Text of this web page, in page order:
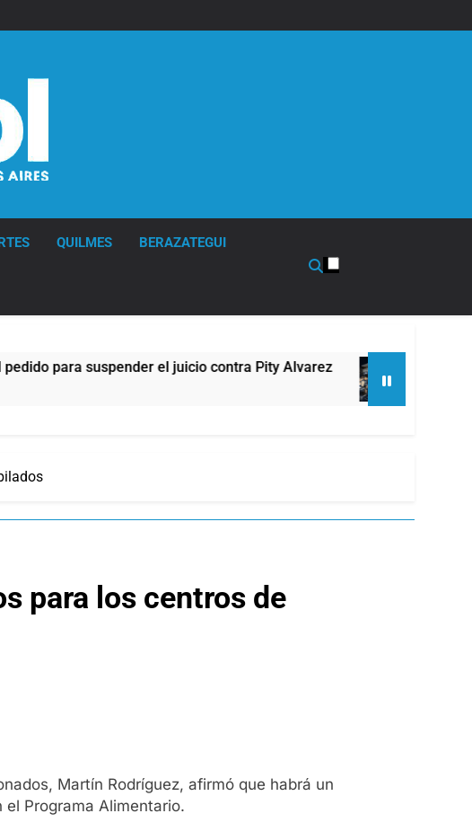
QUILMES BERAZATEGUI
para suspender el juicio contra Pity Alvarez
para los centros de
Martín Rodríguez, afirmó que habrá un
Programa Alimentario.